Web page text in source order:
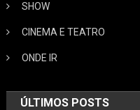
SHOW
CINEMA E TEATRO
ONDE IR
ÚLTIMOS POSTS